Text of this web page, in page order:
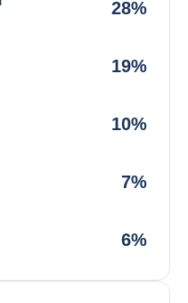
28%
19%
10%
7%
6%